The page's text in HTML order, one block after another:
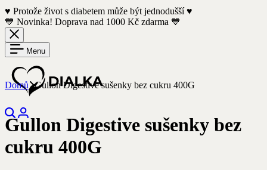
♥️ Protože život s diabetem může být jednodušší ♥️
💙 Novinka! Doprava nad 1000 Kč zdarma 💙
Menu
Hledejte
produkty,
články
nebo
kategorie
Domů Gullon Digestive sušenky bez cukru 400G
Gullon Digestive sušenky bez
cukru 400G